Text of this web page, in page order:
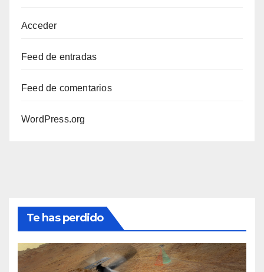
Acceder
Feed de entradas
Feed de comentarios
WordPress.org
Te has perdido